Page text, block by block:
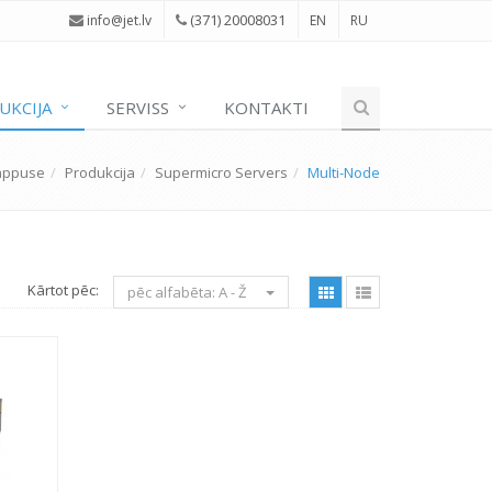
info@jet.lv (371) 20008031 EN RU
SERVISS KONTAKTI
Produkcija Supermicro Servers Multi-Node
Kārtot pēc: pēc alfabēta: A - Ž